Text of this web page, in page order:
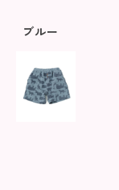
ブルー